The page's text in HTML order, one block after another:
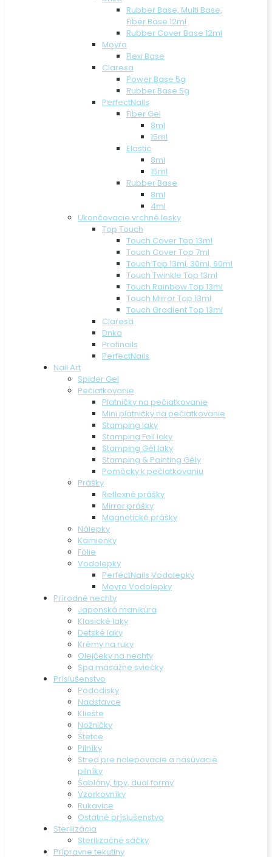
Rubber Base, Multi Base,
Fiber Base 12ml
Rubber Cover Base 12ml
Moyra
Flexi Base
Claresa
Power Base 5g
Rubber Base 5g
PerfectNails
Fiber Gel
8ml
15ml
Elastic
8ml
15ml
Rubber Base
8ml
4ml
Ukončovacie vrchné lesky
Top Touch
Touch Cover Top 13ml
Touch Cover Top 7ml
Touch Top 13ml, 30ml, 60ml
Touch Twinkle Top 13ml
Touch Rainbow Top 13ml
Touch Mirror Top 13ml
Touch Gradient Top 13ml
Claresa
Dnka
Profinails
PerfectNails
Nail Art
Spider Gel
Pečiatkovanie
Platničky na pečiatkovanie
Mini platničky na pečiatkovanie
Stamping laky
Stamping Foil laky
Stamping Gél laky
Stamping & Painting Gély
Pomôcky k pečiatkovaniu
Prášky
Reflexné prášky
Mirror prášky
Magnetické prášky
Nálepky
Kamienky
Fólie
Vodolepky
PerfectNails Vodolepky
Moyra Vodolepky
Prírodné nechty
Japonská manikúra
Klasické laky
Detské laky
Krémy na ruky
Olejčeky na nechty
Spa masážne sviečky
Príslušenstvo
Pododisky
Nadstavce
Kliešte
Nožničky
Štetce
Pilníky
Stred pre nalepovacie a nasúvacie
pilníky
Šablóny, tipy, dual formy
Vzorkovníky
Rukavice
Ostatné príslušenstvo
Sterilizácia
Sterilizačné sáčky
Prípravne tekutiny